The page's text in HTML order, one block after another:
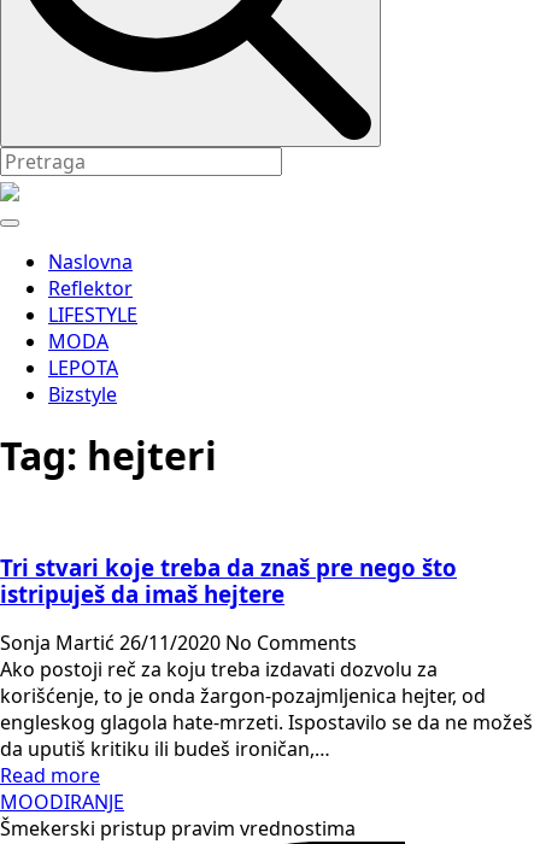
Naslovna
Reflektor
LIFESTYLE
MODA
LEPOTA
Bizstyle
Tag: hejteri
Tri stvari koje treba da znaš pre nego što
istripuješ da imaš hejtere
Sonja Martić 26/11/2020 No Comments
Ako postoji reč za koju treba izdavati dozvolu za
korišćenje, to je onda žargon-pozajmljenica hejter, od
engleskog glagola hate-mrzeti. Ispostavilo se da ne možeš
da uputiš kritiku ili budeš ironičan,…
Read more
MOODIRANJE
Šmekerski pristup pravim vrednostima